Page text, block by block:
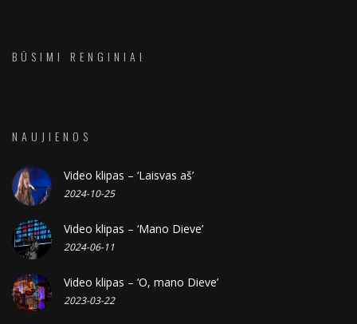
BŪSIMI RENGINIAI
NAUJIENOS
Video klipas – ‘Laisvas aš’
2024-10-25
Video klipas – ‘Mano Dieve’
2024-06-11
Video klipas – ‘O, mano Dieve’
2023-03-22